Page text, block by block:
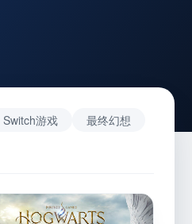
Switch游戏
最终幻想